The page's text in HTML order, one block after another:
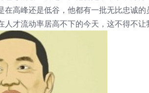
在高峰还是低谷，他都有一批无比忠诚的
才流动率居高不下的今天，这不得不让